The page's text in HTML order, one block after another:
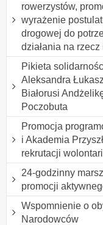
rowerzystów,
wyrażenie
drogowej do
działania na
Pikieta
Aleksandra
Białorusi
Poczobuta
Promocja
i Akademia
rekrutacji
24-godzinny
promocji
Wspomnienie o
Narodowców